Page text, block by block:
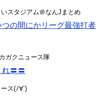
スタジアム＠なんJまとめ
つの間にかリーグ最強打者
ガクニュース隊
〓〓
ス(ﾉ∀`)